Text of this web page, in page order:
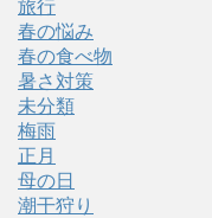
旅行
春の悩み
春の食べ物
暑さ対策
未分類
梅雨
正月
母の日
潮干狩り